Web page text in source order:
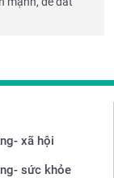
xã hội
sức khỏe